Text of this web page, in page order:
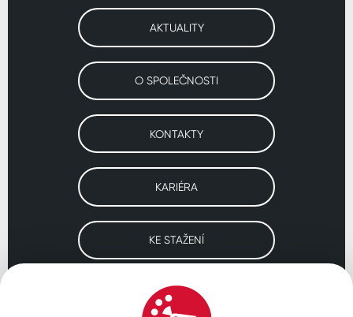
AKTUALITY
O SPOLEČNOSTI
KONTAKTY
KARIÉRA
KE STAŽENÍ
Navštivte naše pobočky